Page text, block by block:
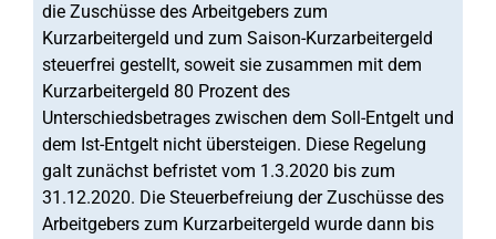
die Zuschüsse des Arbeitgebers zum
Kurzarbeitergeld und zum Saison-Kurzarbeitergeld
steuerfrei gestellt, soweit sie zusammen mit dem
Kurzarbeitergeld 80 Prozent des
Unterschiedsbetrages zwischen dem Soll-Entgelt und
dem Ist-Entgelt nicht übersteigen. Diese Regelung
galt zunächst befristet vom 1.3.2020 bis zum
31.12.2020. Die Steuerbefreiung der Zuschüsse des
Arbeitgebers zum Kurzarbeitergeld wurde dann bis